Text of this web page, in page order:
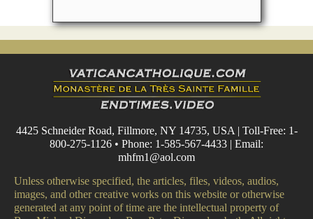
4425 Schneider Road, Fillmore, NY 14735, USA | Toll-Free: 1-
800-275-1126 • Phone: 1-585-567-4433 | Email:
mhfm1@aol.com
Unless otherwise specified, the articles, files, videos, audios,
images, and other creative works on this website or otherwise
generated at any point of time are the intellectual property of